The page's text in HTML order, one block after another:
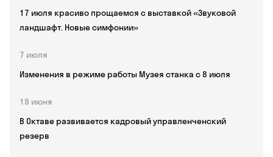
17 июля красиво прощаемся с выставкой «Звуковой
ландшафт. Новые симфонии»
7 июля
Изменения в режиме работы Музея станка с 8 июля
19 июня
В Октаве развивается кадровый управленченский
резерв